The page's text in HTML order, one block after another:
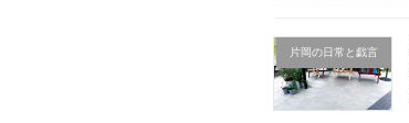
片岡の日常と戯言